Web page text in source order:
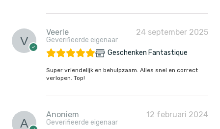
Veerle
Geverifieerde eigenaar
24 september 2025
Geschenken Fantastique
Super vriendelijk en behulpzaam. Alles snel en correct
verlopen. Top!
Anoniem
Geverifieerde eigenaar
12 februari 2024